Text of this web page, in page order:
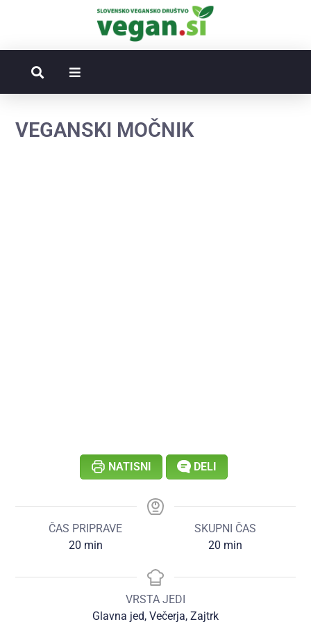
VEGANSKI MOČNIK
NATISNI DELI
ČAS PRIPRAVE
20 min
SKUPNI ČAS
20 min
VRSTA JEDI
Glavna jed, Večerja, Zajtrk